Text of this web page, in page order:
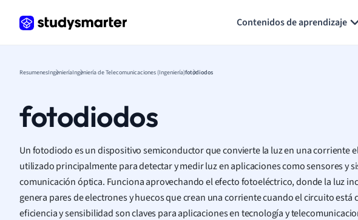
Contenidos de aprendizaje
ResumenesIngenieríaIngeniería de Telecomunicaciones (Ingeniería)fotodiodos
fotodiodos
Un fotodiodo es un dispositivo semiconductor que convierte la luz en una corriente
utilizado principalmente para detectar y medir luz en aplicaciones como sensores y
comunicación óptica. Funciona aprovechando el efecto fotoeléctrico, donde la luz
genera pares de electrones y huecos que crean una corriente cuando el circuito está
eficiencia y sensibilidad son claves para aplicaciones en tecnología y